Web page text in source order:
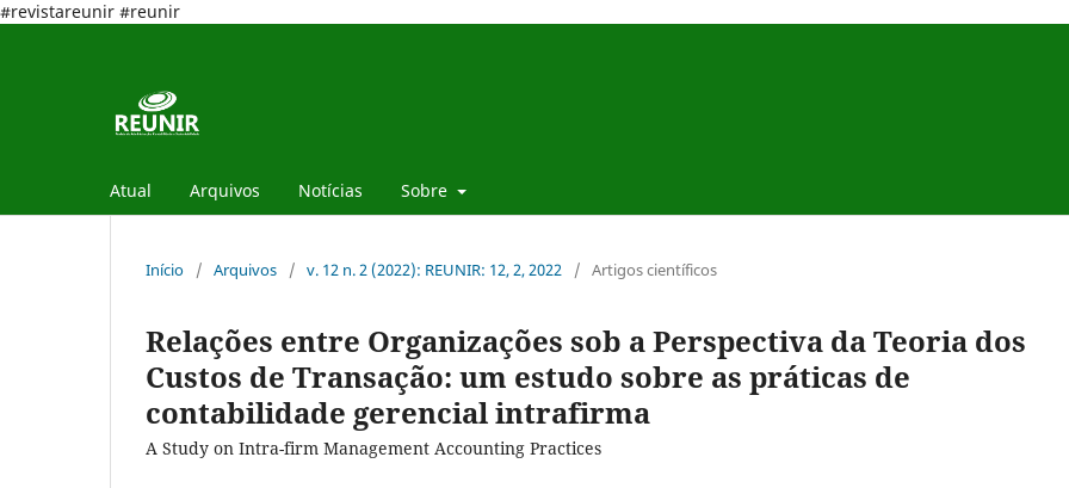
#revistareunir #reunir
Atual Arquivos Notícias Sobre
Início / Arquivos / v. 12 n. 2 (2022): REUNIR: 12, 2, 2022 / Artigos científicos
Relações entre Organizações sob a Perspectiva da Teoria dos
Custos de Transação: um estudo sobre as práticas de
contabilidade gerencial intrafirma
A Study on Intra-firm Management Accounting Practices